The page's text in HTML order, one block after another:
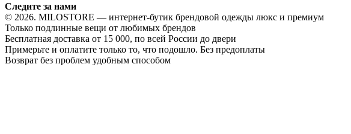
Следите за нами
© 2026. MILOSTORE — интернет-бутик брендовой одежды люкс и премиум
Только подлинные вещи от любимых брендов
Бесплатная доставка от 15 000, по всей России до двери
Примерьте и оплатите только то, что подошло. Без предоплаты
Возврат без проблем удобным способом